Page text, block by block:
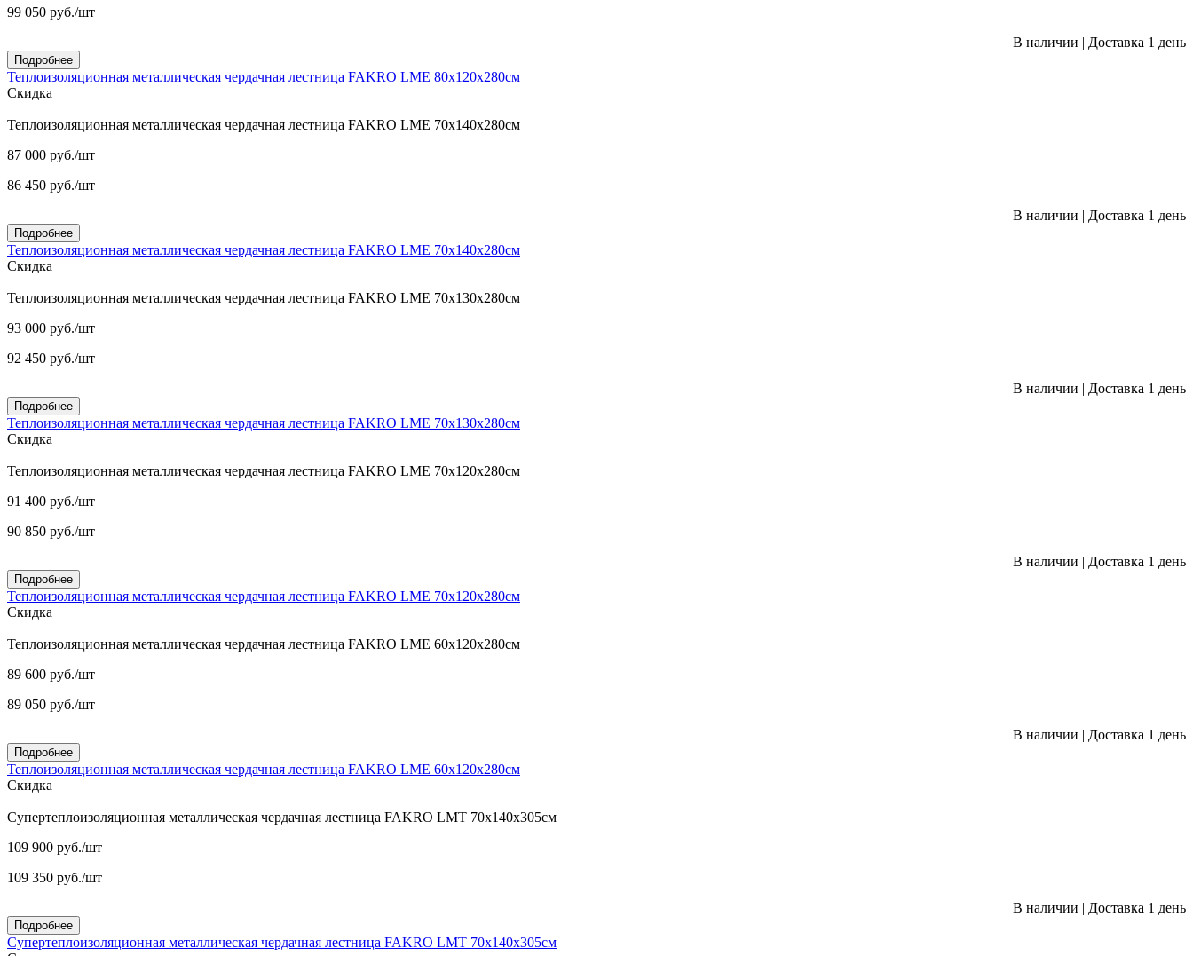
99 050 руб./шт
В наличии | Доставка 1 день
Подробнее
Теплоизоляционная металлическая чердачная лестница FAKRO LME 80х120х280см
Скидка
Теплоизоляционная металлическая чердачная лестница FAKRO LME 70х140х280см
87 000 руб./шт
86 450 руб./шт
В наличии | Доставка 1 день
Подробнее
Теплоизоляционная металлическая чердачная лестница FAKRO LME 70х140х280см
Скидка
Теплоизоляционная металлическая чердачная лестница FAKRO LME 70х130х280см
93 000 руб./шт
92 450 руб./шт
В наличии | Доставка 1 день
Подробнее
Теплоизоляционная металлическая чердачная лестница FAKRO LME 70х130х280см
Скидка
Теплоизоляционная металлическая чердачная лестница FAKRO LME 70х120х280см
91 400 руб./шт
90 850 руб./шт
В наличии | Доставка 1 день
Подробнее
Теплоизоляционная металлическая чердачная лестница FAKRO LME 70х120х280см
Скидка
Теплоизоляционная металлическая чердачная лестница FAKRO LME 60х120х280см
89 600 руб./шт
89 050 руб./шт
В наличии | Доставка 1 день
Подробнее
Теплоизоляционная металлическая чердачная лестница FAKRO LME 60х120х280см
Скидка
Супертеплоизоляционная металлическая чердачная лестница FAKRO LMT 70х140х305см
109 900 руб./шт
109 350 руб./шт
В наличии | Доставка 1 день
Подробнее
Супертеплоизоляционная металлическая чердачная лестница FAKRO LMT 70х140х305см